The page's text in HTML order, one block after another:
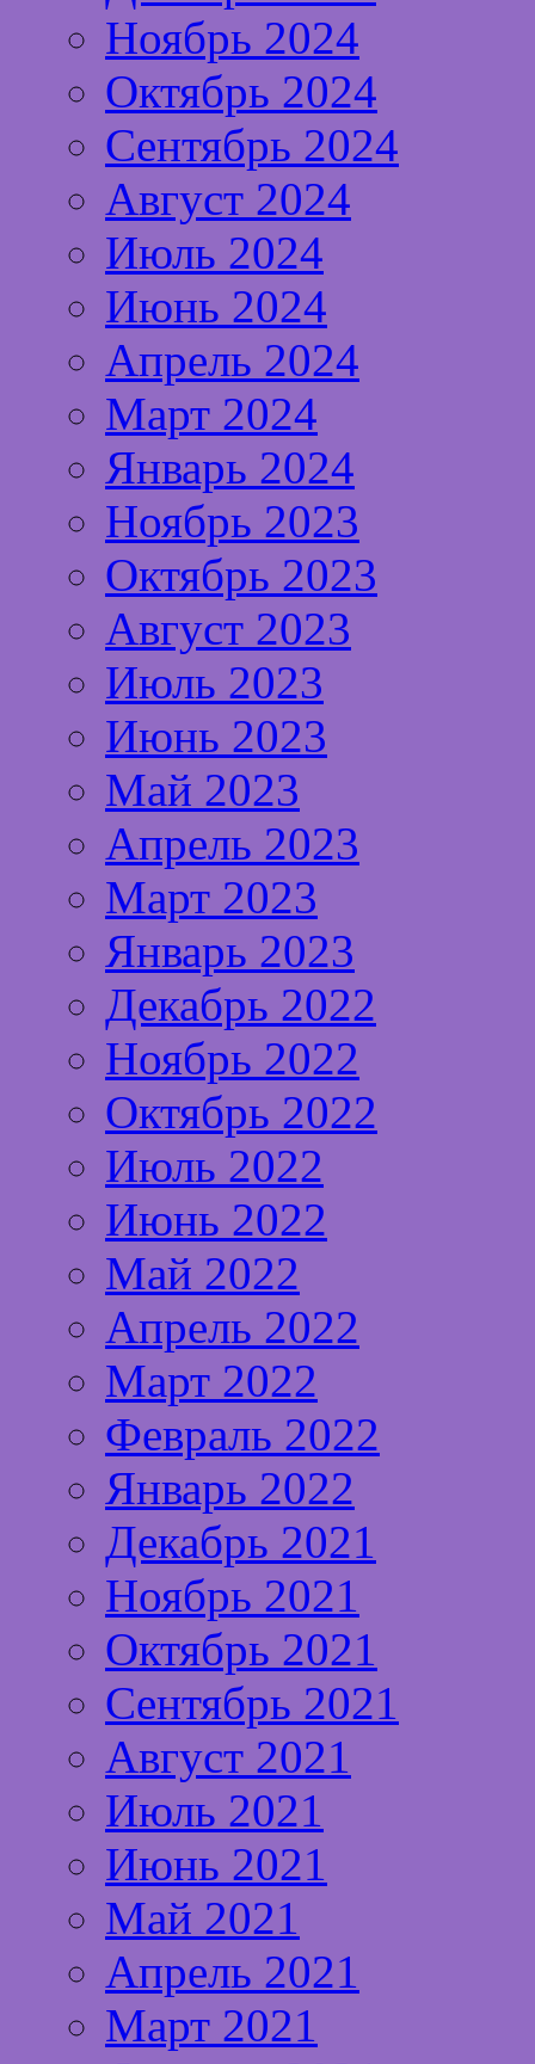
Ноябрь 2024
Октябрь 2024
Сентябрь 2024
Август 2024
Июль 2024
Июнь 2024
Апрель 2024
Март 2024
Январь 2024
Ноябрь 2023
Октябрь 2023
Август 2023
Июль 2023
Июнь 2023
Май 2023
Апрель 2023
Март 2023
Январь 2023
Декабрь 2022
Ноябрь 2022
Октябрь 2022
Июль 2022
Июнь 2022
Май 2022
Апрель 2022
Март 2022
Февраль 2022
Январь 2022
Декабрь 2021
Ноябрь 2021
Октябрь 2021
Сентябрь 2021
Август 2021
Июль 2021
Июнь 2021
Май 2021
Апрель 2021
Март 2021